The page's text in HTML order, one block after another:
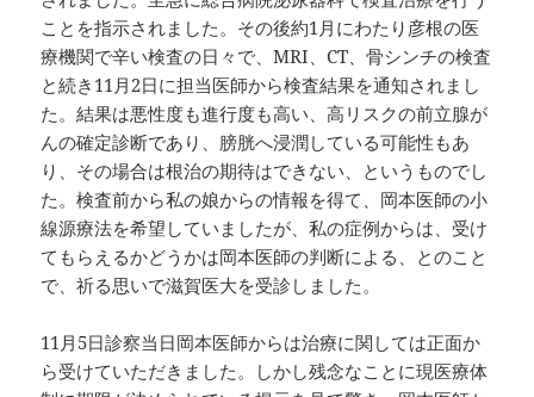
ことを指示されました。その後約1月にわたり彦根の医
療機関で辛い検査の日々で、MRI、CT、骨シンチの検査
と続き11月2日に担当医師から検査結果を通知されまし
た。結果は悪性度も進行度も高い、高リスクの前立腺が
んの確定診断であり、膀胱へ浸潤している可能性もあ
り、その場合は根治の期待はできない、というものでし
た。検査前から私の娘からの情報を得て、岡本医師の小
線源療法を希望していましたが、私の症例からは、受け
てもらえるかどうかは岡本医師の判断による、とのこと
で、祈る思いで滋賀医大を受診しました。
11月5日診察当日岡本医師からは治療に関しては正面か
ら受けていただきました。しかし残念なことに現医療体